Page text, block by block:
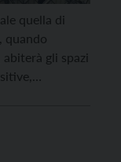
quella di
quando
gli spazi